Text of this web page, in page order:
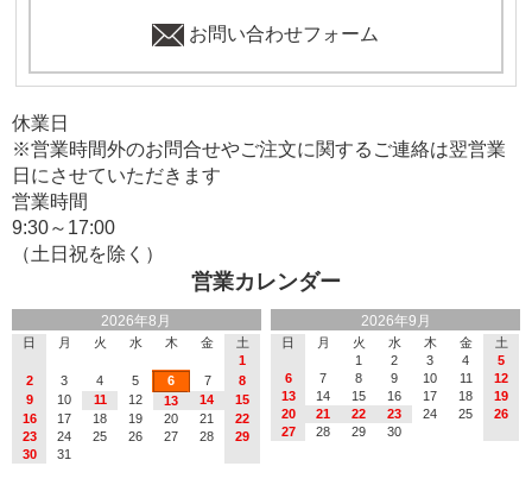
お問い合わせフォーム
営業カレンダー
2026年8月
日 月 火 水 木 金
土
1
2
3 4 5 6 7
8
9
10 11 12 13 14
15
16
17 18 19 20 21
22
23
24 25 26 27 28
29
30
31
2026年9月
日 月 火 水 木 金
土
1
2 3 4
5
6
7 8 9 10 11
12
13
14 15 16 17 18
19
20
21 22 23 24 25
26
27
28 29 30
休業日
※営業時間外のお問合せやご注文に関するご連絡は翌営業
日にさせていただきます
営業時間
9:30～17:00
（土日祝を除く）